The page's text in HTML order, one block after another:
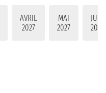
AVRIL
2027
MAI
2027
JUIN
2027